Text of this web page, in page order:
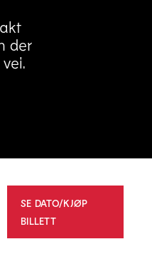
der
SE DATO/KJØP
BILLETT